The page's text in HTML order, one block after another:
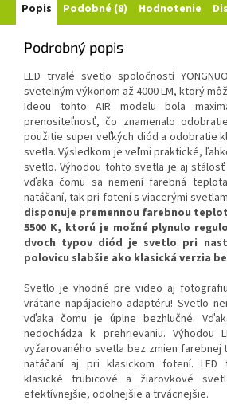
Popis Podobné (8) Hodnotenie
Podrobný popis
LED trvalé svetlo spoločnosti
svetelným výkonom až 4000 LM, ktorý
Ideou tohto AIR modelu bola
prenositeľnosť, čo znamenalo
použitie super veľkých diód a odobratie
svetla. Výsledkom je veľmi praktické,
svetlo. Výhodou tohto svetla je aj
vďaka čomu sa nemení farebná
natáčaní, tak pri fotení s viacerými
disponuje premennou farebnou
5500 K, ktorú je možné plynulo
dvoch typov diód je svetlo pri
polovicu slabšie ako klasická verzia
Svetlo je vhodné pre video aj
vrátane napájacieho adaptéru! Svetlo
vďaka čomu je úplne bezhlučné.
nedochádza k prehrievaniu. Výhodou
vyžarovaného svetla bez zmien
natáčaní aj pri klasickom fotení. LED
klasické trubicové a žiarovkové
efektívnejšie, odolnejšie a trvácnejšie.